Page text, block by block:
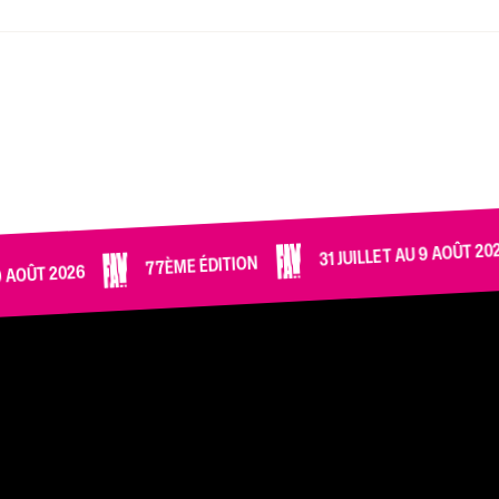
77ÈME ÉDITION 31 JUILLET AU 9 AOÛT 2026